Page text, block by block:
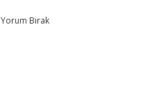
Yorum Bırak